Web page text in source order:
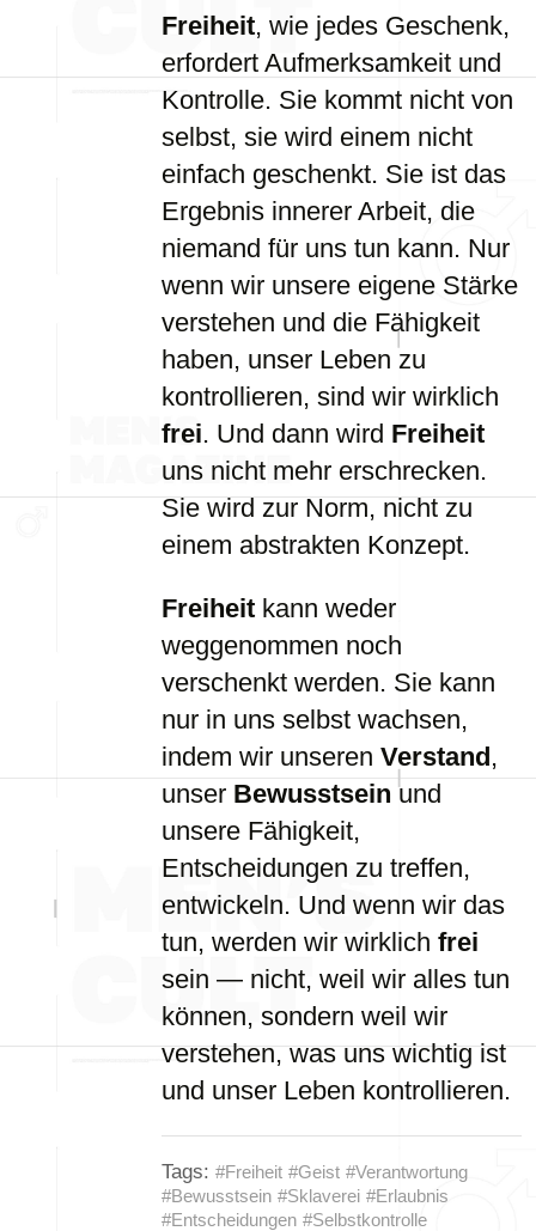
Freiheit, wie jedes Geschenk,
erfordert Aufmerksamkeit und
Kontrolle. Sie kommt nicht von
selbst, sie wird einem nicht
einfach geschenkt. Sie ist das
Ergebnis innerer Arbeit, die
niemand für uns tun kann. Nur
wenn wir unsere eigene Stärke
verstehen und die Fähigkeit
haben, unser Leben zu
kontrollieren, sind wir wirklich
frei. Und dann wird Freiheit
uns nicht mehr erschrecken.
Sie wird zur Norm, nicht zu
einem abstrakten Konzept.
Freiheit kann weder
weggenommen noch
verschenkt werden. Sie kann
nur in uns selbst wachsen,
indem wir unseren Verstand,
unser Bewusstsein und
unsere Fähigkeit,
Entscheidungen zu treffen,
entwickeln. Und wenn wir das
tun, werden wir wirklich frei
sein — nicht, weil wir alles tun
können, sondern weil wir
verstehen, was uns wichtig ist
und unser Leben kontrollieren.
Tags: #Freiheit #Geist #Verantwortung
#Bewusstsein #Sklaverei #Erlaubnis
#Entscheidungen #Selbstkontrolle